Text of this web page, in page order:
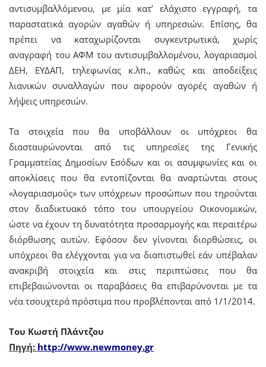
αντισυμβαλλόμενου, με μία κατ’ ελάχιστο εγγραφή, τα
παραστατικά αγορών αγαθών ή υπηρεσιών. Επίσης, θα
πρέπει να καταχωρίζονται συγκεντρωτικά, χωρίς
αναγραφή του ΑΦΜ του αντισυμβαλλομένου, λογαριασμοί
ΔΕΗ, ΕΥΔΑΠ, τηλεφωνίας κ.λπ., καθώς και αποδείξεις
λιανικών συναλλαγών που αφορούν αγορές αγαθών ή
λήψεις υπηρεσιών.
Τα στοιχεία που θα υποβάλλουν οι υπόχρεοι θα
διασταυρώνονται από τις υπηρεσίες της Γενικής
Γραμματείας Δημοσίων Εσόδων και οι ασυμφωνίες και οι
αποκλίσεις που θα εντοπίζονται θα αναρτώνται στους
«λογαριασμούς» των υπόχρεων προσώπων που τηρούνται
στον διαδικτυακό τόπο του υπουργείου Οικονομικών,
ώστε να έχουν τη δυνατότητα προσαρμογής και περαιτέρω
διόρθωσης αυτών. Εφόσον δεν γίνονται διορθώσεις, οι
υπόχρεοι θα ελέγχονται για να διαπιστωθεί εάν υπέβαλαν
ανακριβή στοιχεία και στις περιπτώσεις που θα
επιβεβαιώνονται οι παραβάσεις θα επιβαρύνονται με τα
νέα τσουχτερά πρόστιμα που προβλέπονται από 1/1/2014.
Του Κωστή Πλάντζου
Πηγή: http://www.newmoney.gr